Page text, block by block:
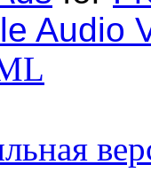
Audio